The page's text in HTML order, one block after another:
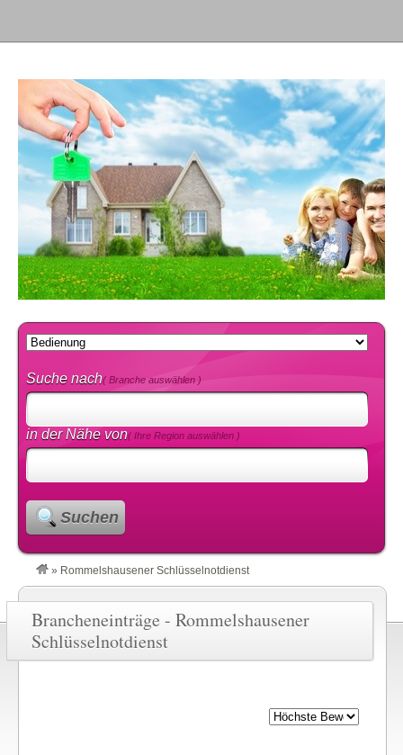
Suche nach( Branche auswählen )
in der Nähe von( Ihre Region auswählen )
Suchen
» Rommelshausener Schlüsselnotdienst
Brancheneinträge - Rommelshausener
Schlüsselnotdienst